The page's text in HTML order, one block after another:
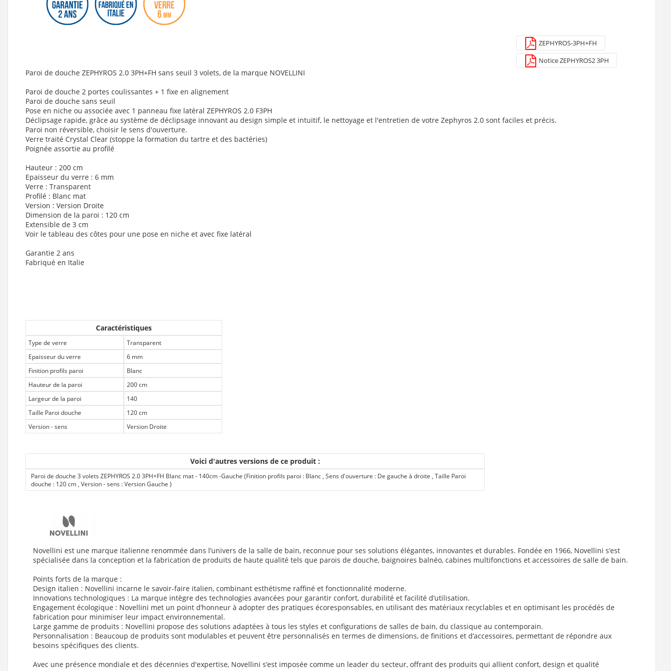
ZEPHYROS-3PH+FH
Notice ZEPHYROS2 3PH
Paroi de douche ZEPHYROS 2.0 3PH+FH sans seuil 3 volets, de la marque NOVELLINI
Paroi de douche 2 portes coulissantes + 1 fixe en alignement
Paroi de douche sans seuil
Pose en niche ou associée avec 1 panneau fixe latéral ZEPHYROS 2.0 F3PH
Déclipsage rapide, grâce au système de déclipsage innovant au design simple et intuitif, le nettoyage et l'entretien de votre Zephyros 2.0 sont faciles et précis.
Paroi non réversible, choisir le sens d'ouverture.
Verre traité Crystal Clear (stoppe la formation du tartre et des bactéries)
Poignée assortie au profilé
Hauteur : 200 cm
Epaisseur du verre : 6 mm
Verre : Transparent
Profilé : Blanc mat
Version : Version Droite
Dimension de la paroi : 120 cm
Extensible de 3 cm
Voir le tableau des côtes pour une pose en niche et avec fixe latéral
Garantie 2 ans
Fabriqué en Italie
Caractéristiques
Type de verre
Transparent
Epaisseur du verre
6 mm
Finition profils paroi
Blanc
Hauteur de la paroi
200 cm
Largeur de la paroi
140
Taille Paroi douche
120 cm
Version - sens
Version Droite
Voici d'autres versions de ce produit :
Paroi de douche 3 volets ZEPHYROS 2.0 3PH+FH Blanc mat - 140cm -Gauche (Finition profils paroi : Blanc , Sens d'ouverture : De gauche à droite , Taille Paroi
douche : 120 cm , Version - sens : Version Gauche )
Novellini est une marque italienne renommée dans l’univers de la salle de bain, reconnue pour ses solutions élégantes, innovantes et durables. Fondée en 1966, Novellini s’est
spécialisée dans la conception et la fabrication de produits de haute qualité tels que parois de douche, baignoires balnéo, cabines multifonctions et accessoires de salle de bain.
Points forts de la marque :
Design italien : Novellini incarne le savoir-faire italien, combinant esthétisme raffiné et fonctionnalité moderne.
Innovations technologiques : La marque intègre des technologies avancées pour garantir confort, durabilité et facilité d’utilisation.
Engagement écologique : Novellini met un point d’honneur à adopter des pratiques écoresponsables, en utilisant des matériaux recyclables et en optimisant les procédés de
fabrication pour minimiser leur impact environnemental.
Large gamme de produits : Novellini propose des solutions adaptées à tous les styles et configurations de salles de bain, du classique au contemporain.
Personnalisation : Beaucoup de produits sont modulables et peuvent être personnalisés en termes de dimensions, de finitions et d’accessoires, permettant de répondre aux
besoins spécifiques des clients.
Avec une présence mondiale et des décennies d'expertise, Novellini s’est imposée comme un leader du secteur, offrant des produits qui allient confort, design et qualité